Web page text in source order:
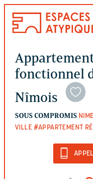
fonctionnel
Nîmois
SOUS COMPROMIS
VILLE #APPARTEMENT